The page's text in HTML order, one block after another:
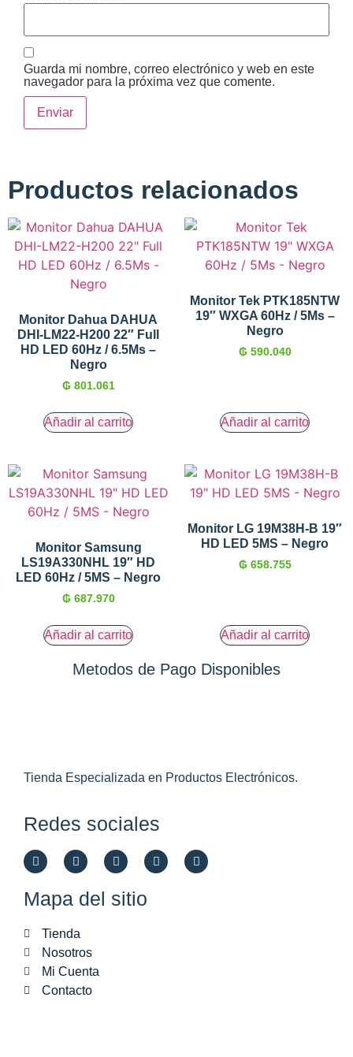
Guarda mi nombre, correo electrónico y web en este
navegador para la próxima vez que comente.
Productos relacionados
Monitor Dahua DAHUA
DHI-LM22-H200 22″ Full
HD LED 60Hz / 6.5Ms –
Negro
₲ 801.061
Añadir al carrito
Monitor Tek PTK185NTW
19″ WXGA 60Hz / 5Ms –
Negro
₲ 590.040
Añadir al carrito
Monitor Samsung
LS19A330NHL 19″ HD
LED 60Hz / 5MS – Negro
₲ 687.970
Añadir al carrito
Monitor LG 19M38H-B 19″
HD LED 5MS – Negro
₲ 658.755
Añadir al carrito
Metodos de Pago Disponibles
Tienda Especializada en Productos Electrónicos.
Redes sociales
Mapa del sitio
Tienda
Nosotros
Mi Cuenta
Contacto